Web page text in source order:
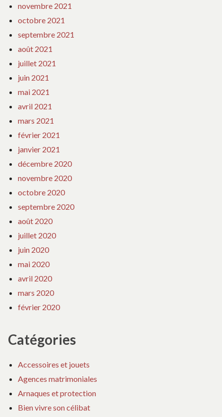
novembre 2021
octobre 2021
septembre 2021
août 2021
juillet 2021
juin 2021
mai 2021
avril 2021
mars 2021
février 2021
janvier 2021
décembre 2020
novembre 2020
octobre 2020
septembre 2020
août 2020
juillet 2020
juin 2020
mai 2020
avril 2020
mars 2020
février 2020
Catégories
Accessoires et jouets
Agences matrimoniales
Arnaques et protection
Bien vivre son célibat